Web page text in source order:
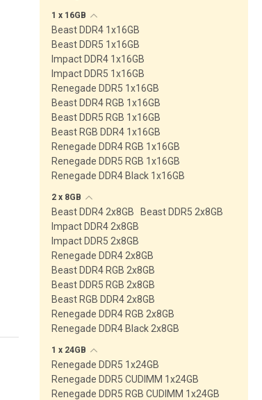
1 x 16GB
Beast DDR4 1x16GB
Beast DDR5 1x16GB
Impact DDR4 1x16GB
Impact DDR5 1x16GB
Renegade DDR5 1x16GB
Beast DDR4 RGB 1x16GB
Beast DDR5 RGB 1x16GB
Beast RGB DDR4 1x16GB
Renegade DDR4 RGB 1x16GB
Renegade DDR5 RGB 1x16GB
Renegade DDR4 Black 1x16GB
2 x 8GB
Beast DDR4 2x8GB
Beast DDR5 2x8GB
Impact DDR4 2x8GB
Impact DDR5 2x8GB
Renegade DDR4 2x8GB
Beast DDR4 RGB 2x8GB
Beast DDR5 RGB 2x8GB
Beast RGB DDR4 2x8GB
Renegade DDR4 RGB 2x8GB
Renegade DDR4 Black 2x8GB
1 x 24GB
Renegade DDR5 1x24GB
Renegade DDR5 CUDIMM 1x24GB
Renegade DDR5 RGB CUDIMM 1x24GB